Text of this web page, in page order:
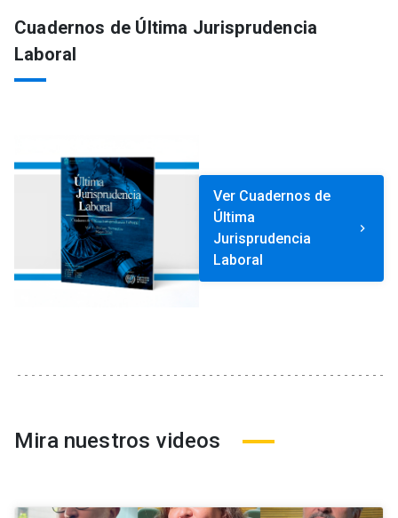
Cuadernos de Última Jurisprudencia
Laboral
Ver Cuadernos de
Última
Jurisprudencia
Laboral
keyboard_arrow_right
Mira nuestros videos